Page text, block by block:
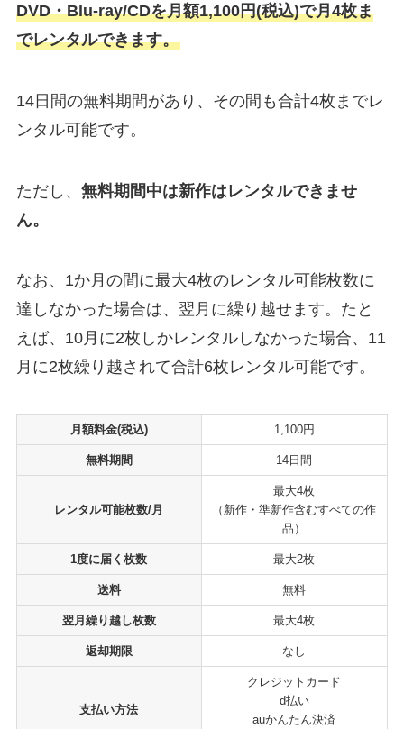
DVD・Blu-ray/CDを月額1,100円(税込)で月4枚ま
でレンタルできます。
14日間の無料期間があり、その間も合計4枚までレ
ンタル可能です。
ただし、 無料期間中は新作はレンタルできませ
ん。
なお、1か月の間に最大4枚のレンタル可能枚数に
達しなかった場合は、翌月に繰り越せます。たと
えば、10月に2枚しかレンタルしなかった場合、11
月に2枚繰り越されて合計6枚レンタル可能です。
月額料金(税込) 1,100円
無料期間 14日間
レンタル可能枚数/月
最大4枚
（新作・準新作含むすべての作
品）
1度に届く枚数 最大2枚
送料 無料
翌月繰り越し枚数 最大4枚
返却期限 なし
支払い方法
クレジットカード
d払い
auかんたん決済